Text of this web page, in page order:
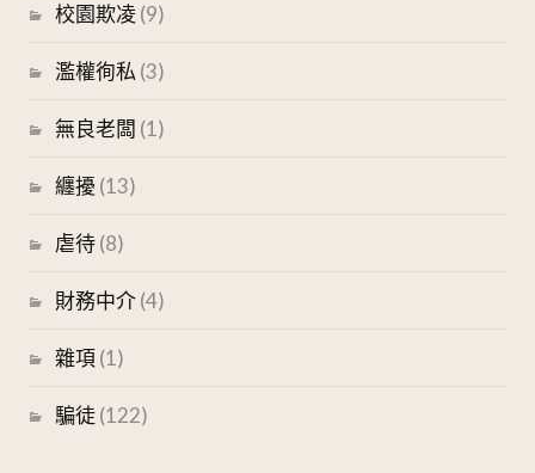
校園欺凌(9)
濫權徇私 (3)
無良老闆 (1)
纏擾 (13)
虐待(8)
財務中介(4)
雜項(1)
騙徒(122)